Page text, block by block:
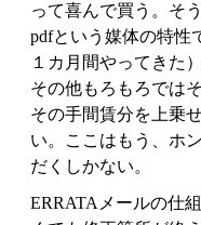
って喜んで買う。そ
pdfという媒体の特性
１カ月間やってきた
その他もろもろでは
その手間賃分を上乗
い。ここはもう、ホ
だくしかない。
ERRATAメールの仕